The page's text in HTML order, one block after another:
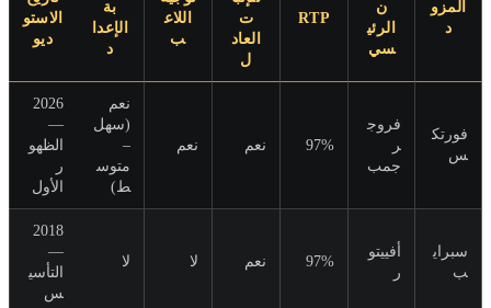
المزو
د
ن
الرئي
سي
RTP
ت
العاد
ل
اللاع
ب
بة
الإعدا
د
الاستو
ديو
فورتك
س
فروج
ر
جمب
97% نعم نعم
نعم
(سهل
–
متوس
ط)
2026
—
الظهو
ر
الأول
سبراي
ب
أفييتو
ر
97% نعم لا لا
2018
—
التأسي
س